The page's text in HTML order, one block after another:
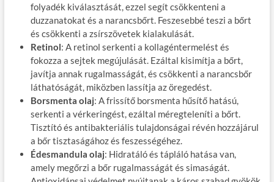
folyadék kiválasztását, ezzel segít csökkenteni a
duzzanatokat és a narancsbőrt. Feszesebbé teszi a bőrt
és csökkenti a zsírszövetek kialakulását.
Retinol: A retinol serkenti a kollagéntermelést és
fokozza a sejtek megújulását. Ezáltal kisimítja a bőrt,
javítja annak rugalmasságát, és csökkenti a narancsbőr
láthatóságát, miközben lassítja az öregedést.
Borsmenta olaj: A frissítő borsmenta hűsítő hatású,
serkenti a vérkeringést, ezáltal méregteleníti a bőrt.
Tisztító és antibakteriális tulajdonságai révén hozzájárul
a bőr tisztaságához és feszességéhez.
Édesmandula olaj: Hidratáló és tápláló hatása van,
amely megőrzi a bőr rugalmasságát és simaságát.